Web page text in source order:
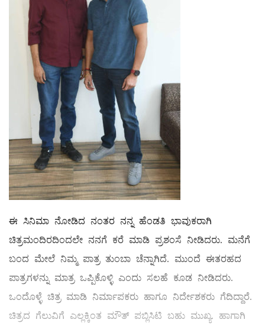
ಈ ಸಿನಿಮಾ ನೋಡಿದ ನಂತರ ನನ್ನ ಹೆಂಡತಿ ಭಾವುಕರಾಗಿ
ಚಿತ್ರಮಂದಿರದಿಂದಲೇ ನನಗೆ ಕರೆ ಮಾಡಿ ಪ್ರಶಂಸೆ ನೀಡಿದರು. ಮನೆಗೆ
ಬಂದ ಮೇಲೆ ನಿಮ್ಮ ಪಾತ್ರ ತುಂಬಾ ಚೆನ್ನಾಗಿದೆ. ಮುಂದೆ ಈತರಹದ
ಪಾತ್ರಗಳನ್ನು ಮಾತ್ರ ಒಪ್ಪಿಕೊಳ್ಳಿ ಎಂದು ಸಲಹೆ ಕೂಡ ನೀಡಿದರು.
ಒಂದೊಳ್ಳೆ ಚಿತ್ರ ಮಾಡಿ ನಿರ್ಮಾಪಕರು ಹಾಗೂ ನಿರ್ದೇಶಕರು ಗೆದಿದ್ದಾರೆ.
ಚಿತ್ರದ ಗೆಲುವಿಗೆ ಎಲ್ಲಕ್ಕಿಂತ ಮೌತ್ ಪಬ್ಲಿಸಿಟಿ ಬಹು ಮುಖ್ಯ. ಹಾಗಾಗಿ